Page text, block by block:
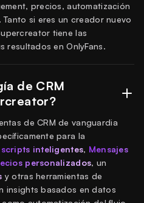
precios, automatización
si eres un creador nuevo
tiene las
resultados en OnlyFans.
de CRM
de CRM de vanguardia
para la
scripts inteligentes, Mensajes
personalizados, un
y otras herramientas de
insights basados en datos